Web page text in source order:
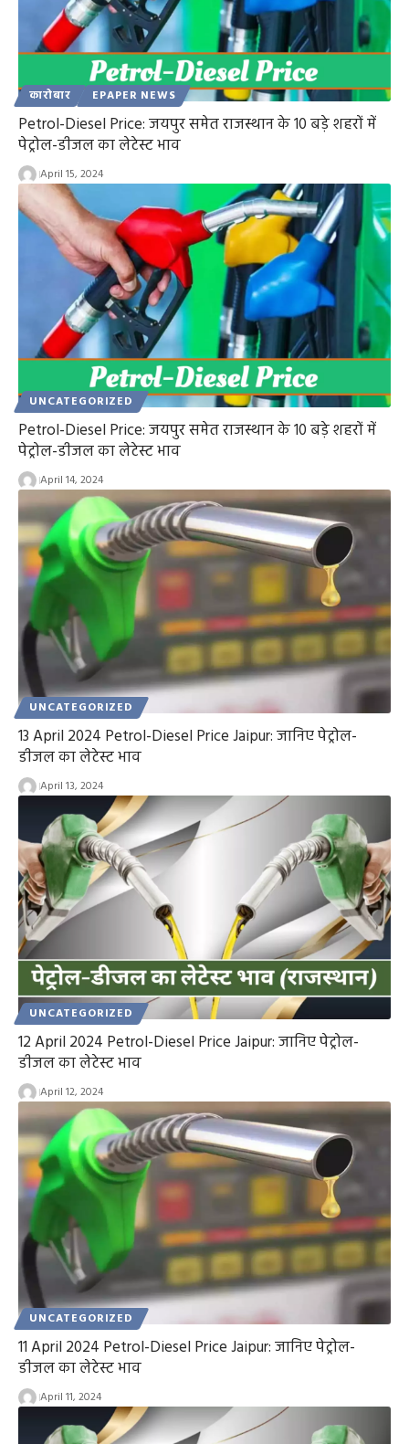
कारोबार EPAPER NEWS
Petrol-Diesel Price: जयपुर समेत राजस्थान के 10 बड़े शहरों में
पेट्रोल-डीजल का लेटेस्ट भाव
April 15, 2024
UNCATEGORIZED
Petrol-Diesel Price: जयपुर समेत राजस्थान के 10 बड़े शहरों में
पेट्रोल-डीजल का लेटेस्ट भाव
April 14, 2024
UNCATEGORIZED
13 April 2024 Petrol-Diesel Price Jaipur: जानिए पेट्रोल-
डीजल का लेटेस्ट भाव
April 13, 2024
UNCATEGORIZED
12 April 2024 Petrol-Diesel Price Jaipur: जानिए पेट्रोल-
डीजल का लेटेस्ट भाव
April 12, 2024
UNCATEGORIZED
11 April 2024 Petrol-Diesel Price Jaipur: जानिए पेट्रोल-
डीजल का लेटेस्ट भाव
April 11, 2024